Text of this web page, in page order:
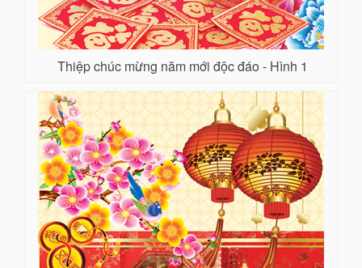
Thiệp chúc mừng năm mới độc đáo - Hình 1